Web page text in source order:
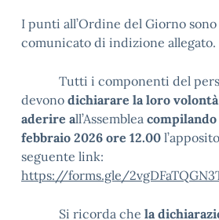
I punti all’Ordine del Giorno
comunicato di indizione allegato.
Tutti i componenti del
devono dichiarare la loro
aderire all’Assemblea compilando
febbraio 2026 ore 12.00
seguente link:
https://forms.gle/
Si ricorda che la